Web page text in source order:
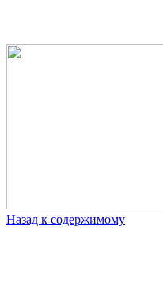
Назад к содержимому